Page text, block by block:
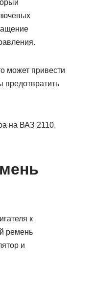
может привести
предотвратить
на ВАЗ 2110,
к
ремень
и